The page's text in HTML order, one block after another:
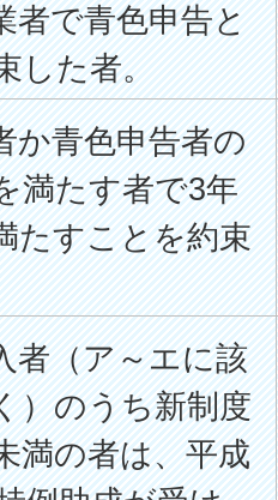
者で青色申告と
した者。
か青色申告者の
満たす者で3年
たすことを約束
者（ア～エに該
）のうち新制度
満の者は、平成